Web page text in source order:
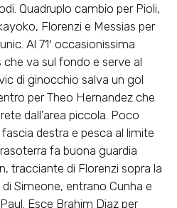
Quadruplo cambio per Pioli,
Florenzi e Messias per
Al 71′ occasionissima
che va sul fondo e serve al
di ginocchio salva un gol
per Theo Hernandez che
dall’area piccola. Poco
destra e pesca al limite
fa buona guardia
tracciante di Florenzi sopra la
Simeone, entrano Cunha e
Esce Brahim Diaz per